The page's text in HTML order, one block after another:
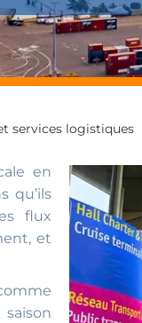
services logistiques
en
qu’ils
flux
et